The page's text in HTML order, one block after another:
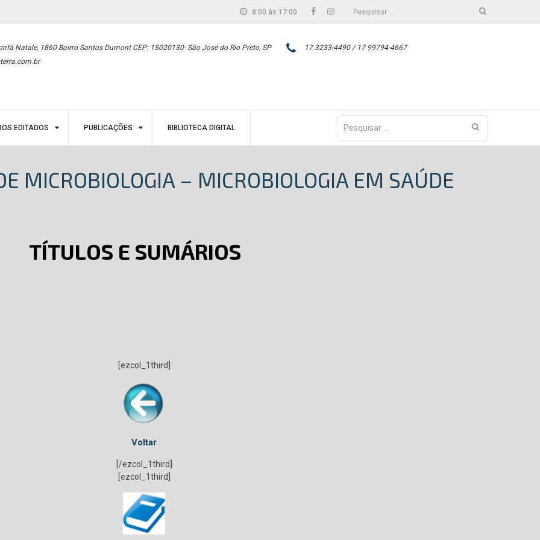
8:00 às 17:00 FacebookInstagram
Pesquisar
Natale, 1860 Bairro Santos Dumont CEP: 15020130- São José do Rio Preto, SP
17 3233-4490 / 17 99794-4667
EDITADOS PUBLICAÇÕES BIBLIOTECA DIGITAL
por:
MICROBIOLOGIA – MICROBIOLOGIA EM SAÚDE
TÍTULOS E SUMÁRIOS
[ezcol_1third]
Voltar
[/ezcol_1third]
[ezcol_1third]